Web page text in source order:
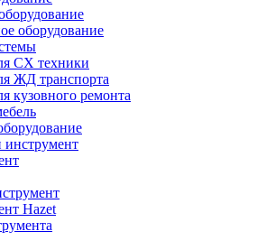
оборудование
СХ техники
ЖД транспорта
кузовного ремонта
инструмент
Hazet